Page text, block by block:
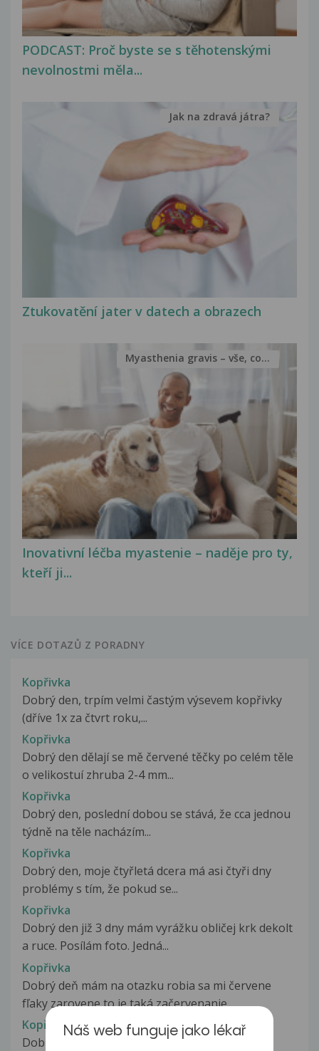
PODCAST: Proč byste se s těhotenskými
nevolnostmi měla...
Ztukovatění jater v datech a obrazech
Jak na zdravá játra?
Inovativní léčba myastenie – naděje pro ty,
kteří ji...
Myasthenia gravis – vše, co...
VÍCE DOTAZŮ Z PORADNY
Kopřivka
Dobrý den, trpím velmi častým výsevem kopřivky
(dříve 1x za čtvrt roku,...
Kopřivka
Dobrý den dělají se mě červené těčky po celém těle
o velikostuí zhruba 2-4 mm...
Kopřivka
Dobrý den, poslední dobou se stává, že cca jednou
týdně na těle nacházím...
Kopřivka
Dobrý den, moje čtyřletá dcera má asi čtyři dny
problémy s tím, že pokud se...
Kopřivka
Dobrý den již 3 dny mám vyrážku obličej krk dekolt
a ruce. Posílám foto. Jedná...
Kopřivka
Dobrý deň mám na otazku robia sa mi červene
fľaky zarovene to je taká začervenanie...
Kopřivka
Dobrý den, syna (4 roky) začalo bolet v krku,
Náš web funguje jako lékař